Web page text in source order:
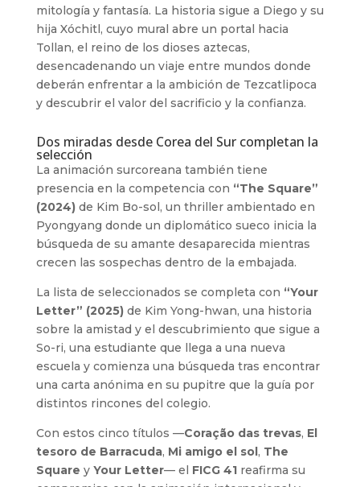
mitología y fantasía. La historia sigue a Diego y su
hija Xóchitl, cuyo mural abre un portal hacia
Tollan, el reino de los dioses aztecas,
desencadenando un viaje entre mundos donde
deberán enfrentar a la ambición de Tezcatlipoca
y descubrir el valor del sacrificio y la confianza.
Dos miradas desde Corea del Sur completan la
selección
La animación surcoreana también tiene
presencia en la competencia con “The Square”
(2024)de Kim Bo-sol, un thriller ambientado en
Pyongyang donde un diplomático sueco inicia la
búsqueda de su amante desaparecida mientras
crecen las sospechas dentro de la embajada.
La lista de seleccionados se completa con “Your
Letter” (2025)de Kim Yong-hwan, una historia
sobre la amistad y el descubrimiento que sigue a
So-ri, una estudiante que llega a una nueva
escuela y comienza una búsqueda tras encontrar
una carta anónima en su pupitre que la guía por
distintos rincones del colegio.
Con estos cinco títulos —Coração das trevas, El
tesoro de Barracuda, Mi amigo el sol, The
Square y Your Letter— el FICG 41reafirma su